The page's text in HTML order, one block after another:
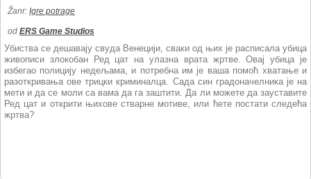
Žanr: Igre potrage
od ERS Game Studios
Убиства се дешавају свуда Венецији, сваки од њих је расписала убица
живописи злокобан Ред цат на улазна врата жртве. Овај убица је
избегао полицију недељама, и потребна им је ваша помоћ хватање и
разоткривања ове трицки криминалца. Сада син градоначелника је на
мети и да се моли са вама да га заштити. Да ли можете да зауставите
Ред цат и открити њихове стварне мотиве, или ћете постати следећа
жртва?